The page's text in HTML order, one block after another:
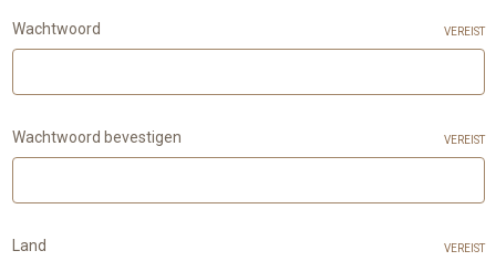
Wachtwoord VEREIST
Wachtwoord bevestigen VEREIST
Land VEREIST